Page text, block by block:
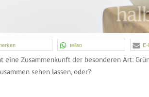
teilen E-
eine Zusammenkunft der besonderen Art:
sehen lassen, oder?